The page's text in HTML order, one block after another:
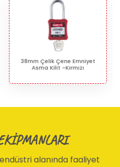
38mm Plastik Çene
Asma Kilit-Sarı
alanında faaliyet